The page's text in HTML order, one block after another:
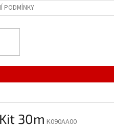
PODMÍNKY
30m K090AA00